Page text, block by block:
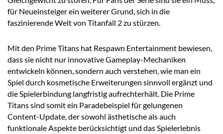
für Neueinsteiger ein weiterer Grund, sich in die
faszinierende Welt von Titanfall 2 zu stürzen.
Mit den Prime Titans hat Respawn Entertainment bewiesen,
dass sie nicht nur innovative Gameplay-Mechaniken
entwickeln können, sondern auch verstehen, wie man ein
Spiel durch kosmetische Erweiterungen sinnvoll ergänzt und
die Spielerbindung langfristig aufrechterhält. Die Prime
Titans sind somit ein Paradebeispiel für gelungenen
Content-Update, der sowohl ästhetische als auch
funktionale Aspekte berücksichtigt und das Spielerlebnis